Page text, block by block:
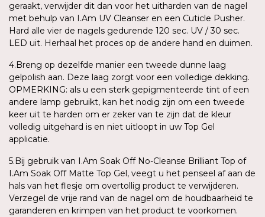
geraakt, verwijder dit dan voor het uitharden van de nagel
met behulp van I.Am UV Cleanser en een Cuticle Pusher.
Hard alle vier de nagels gedurende 120 sec. UV / 30 sec.
LED uit. Herhaal het proces op de andere hand en duimen.
4.Breng op dezelfde manier een tweede dunne laag
gelpolish aan. Deze laag zorgt voor een volledige dekking.
OPMERKING: als u een sterk gepigmenteerde tint of een
andere lamp gebruikt, kan het nodig zijn om een tweede
keer uit te harden om er zeker van te zijn dat de kleur
volledig uitgehard is en niet uitloopt in uw Top Gel
applicatie.
5.Bij gebruik van I.Am Soak Off No-Cleanse Brilliant Top of
I.Am Soak Off Matte Top Gel, veegt u het penseel af aan de
hals van het flesje om overtollig product te verwijderen.
Verzegel de vrije rand van de nagel om de houdbaarheid te
garanderen en krimpen van het product te voorkomen.